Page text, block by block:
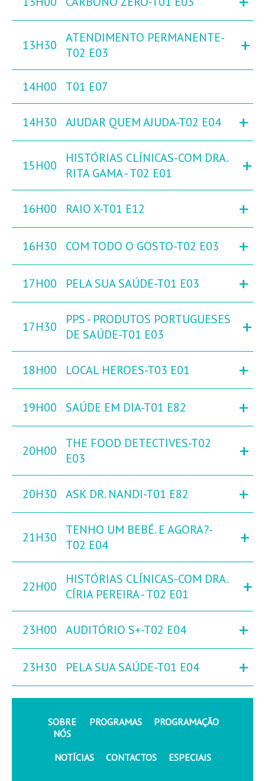
13H30
ATENDIMENTO PERMANENTE-
T02 E03
+
14H00 T01 E07
14H30 AJUDAR QUEM AJUDA-T02 E04 +
15H00
HISTÓRIAS CLÍNICAS-COM DRA.
RITA GAMA - T02 E01
+
16H00 RAIO X-T01 E12 +
16H30 COM TODO O GOSTO-T02 E03 +
17H00 PELA SUA SAÚDE-T01 E03 +
17H30
PPS - PRODUTOS PORTUGUESES
DE SAÚDE-T01 E03
+
18H00 LOCAL HEROES-T03 E01 +
19H00 SAÚDE EM DIA-T01 E82 +
20H00
THE FOOD DETECTIVES-T02
E03
+
20H30 ASK DR. NANDI-T01 E82 +
21H30
TENHO UM BEBÉ. E AGORA?-
T02 E04
+
22H00
HISTÓRIAS CLÍNICAS-COM DRA.
CÍRIA PEREIRA - T02 E01
+
23H00 AUDITÓRIO S+-T02 E04 +
23H30 PELA SUA SAÚDE-T01 E04 +
SOBRE
NÓS
PROGRAMAS PROGRAMAÇÃO
NOTÍCIAS CONTACTOS ESPECIAIS